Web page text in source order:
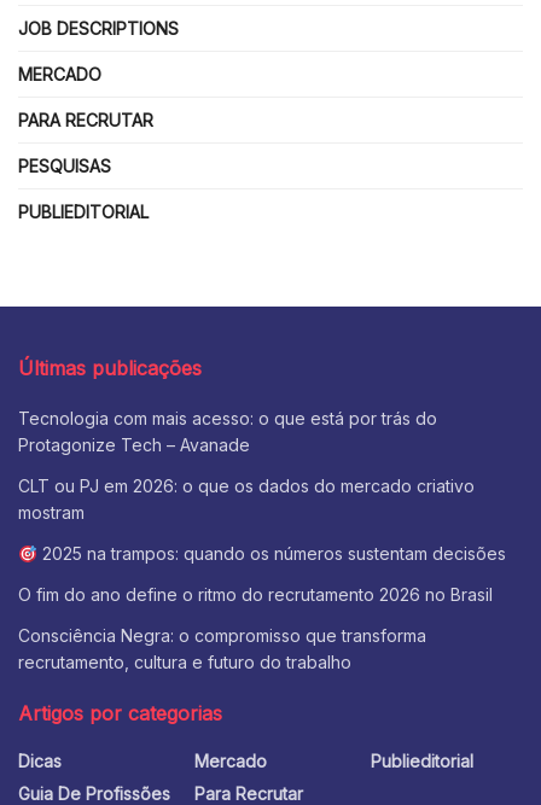
JOB DESCRIPTIONS
MERCADO
PARA RECRUTAR
PESQUISAS
PUBLIEDITORIAL
Últimas publicações
Tecnologia com mais acesso: o que está por trás do
Protagonize Tech – Avanade
CLT ou PJ em 2026: o que os dados do mercado criativo
mostram
2025 na trampos: quando os números sustentam decisões
O fim do ano define o ritmo do recrutamento 2026 no Brasil
Consciência Negra: o compromisso que transforma
recrutamento, cultura e futuro do trabalho
Artigos por categorias
Dicas
Guia De Profissões
Mercado
Para Recrutar
Publieditorial